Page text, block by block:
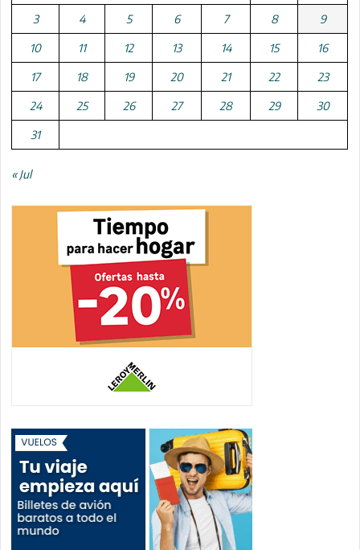
3 4 5 6 7 8 9
10 11 12 13 14 15 16
17 18 19 20 21 22 23
24 25 26 27 28 29 30
31
« Jul